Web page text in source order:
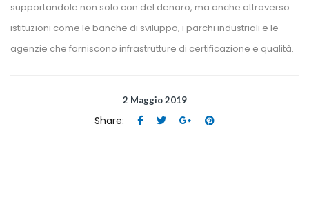
upportandole non solo con del denaro, ma anche attraverso
istituzioni come le banche di sviluppo, i parchi industriali e le
agenzie che forniscono infrastrutture di certificazione e qualità.
2 Maggio 2019
Share: